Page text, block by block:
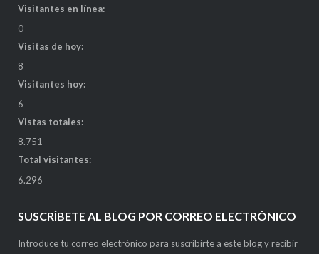
Visitantes en línea:
0
Visitas de hoy:
8
Visitantes hoy:
6
Vistas totales:
8.751
Total visitantes:
6.296
SUSCRÍBETE AL BLOG POR CORREO ELECTRÓNICO
Introduce tu correo electrónico para suscribirte a este blog y recibir